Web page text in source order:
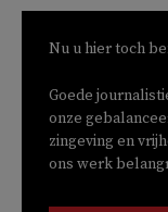
Nu u hier toch
Goede
onze
zingeving en
ons werk